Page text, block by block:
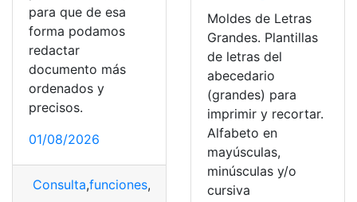
para que de esa
forma podamos
redactar
documento más
ordenados y
precisos.
01/08/2026
Consulta,funciones, microsoft word
Moldes de Letras
Grandes. Plantillas
de letras del
abecedario
(grandes) para
imprimir y recortar.
Alfabeto en
mayúsculas,
minúsculas y/o
cursiva